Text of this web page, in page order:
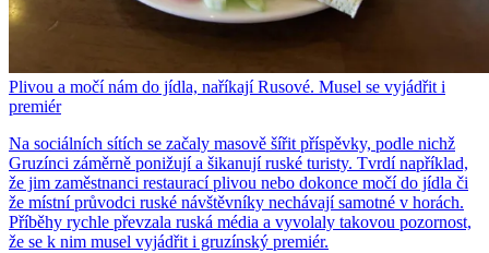
Plivou a močí nám do jídla, naříkají Rusové. Musel se vyjádřit i
premiér
Na sociálních sítích se začaly masově šířit příspěvky, podle nichž
Gruzínci záměrně ponižují a šikanují ruské turisty. Tvrdí například,
že jim zaměstnanci restaurací plivou nebo dokonce močí do jídla či
že místní průvodci ruské návštěvníky nechávají samotné v horách.
Příběhy rychle převzala ruská média a vyvolaly takovou pozornost,
že se k nim musel vyjádřit i gruzínský premiér.